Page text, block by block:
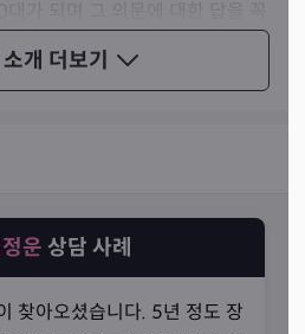
개 더보기
로 헤매던 중 지금의 신어머니를
셨습니다.
운 상담 사례
찾아오셨습니다. 5년 정도 장